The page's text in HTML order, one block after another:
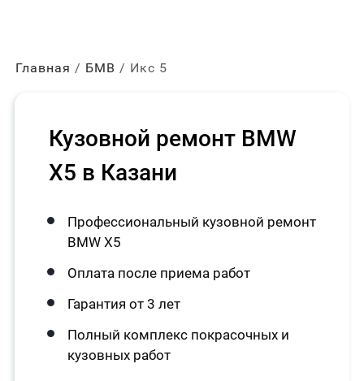
Главная БМВ Икс 5
Кузовной ремонт BMW
X5 в Казани
Профессиональный кузовной ремонт
BMW X5
Оплата после приема работ
Гарантия от 3 лет
Полный комплекс покрасочных и
кузовных работ